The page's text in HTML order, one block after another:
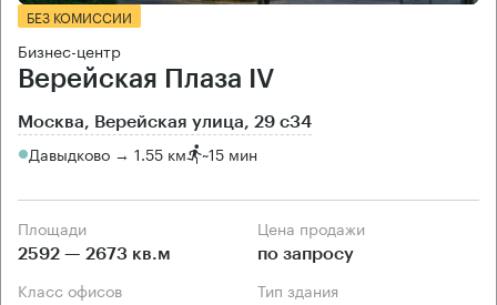
БЕЗ КОМИССИИ
Бизнес-центр
Верейская Плаза IV
Москва, Верейская улица, 29 с34
Давыдково → 1.55 км ~15 мин
Площади
2592 — 2673 кв.м
Цена продажи
по запросу
Класс офисов Тип здания